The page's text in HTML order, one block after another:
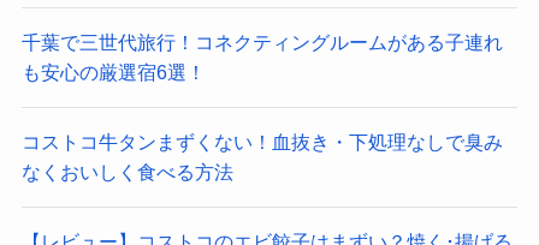
千葉で三世代旅行！コネクティングルームがある子連れ
も安心の厳選宿6選！
コストコ牛タンまずくない！血抜き・下処理なしで臭み
なくおいしく食べる方法